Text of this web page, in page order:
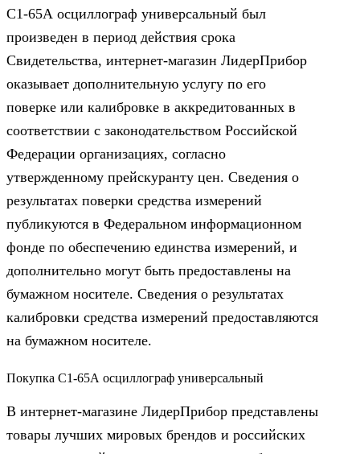
С1-65А осциллограф универсальный был
произведен в период действия срока
Свидетельства, интернет-магазин ЛидерПрибор
оказывает дополнительную услугу по его
поверке или калибровке в аккредитованных в
соответствии с законодательством Российской
Федерации организациях, согласно
утвержденному прейскуранту цен. Сведения о
результатах поверки средства измерений
публикуются в Федеральном информационном
фонде по обеспечению единства измерений, и
дополнительно могут быть предоставлены на
бумажном носителе. Сведения о результатах
калибровки средства измерений предоставляются
на бумажном носителе.
Покупка С1-65А осциллограф универсальный
В интернет-магазине ЛидерПрибор представлены
товары лучших мировых брендов и российских